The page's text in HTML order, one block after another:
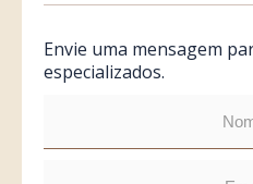
Envie uma mensagem
especializados.